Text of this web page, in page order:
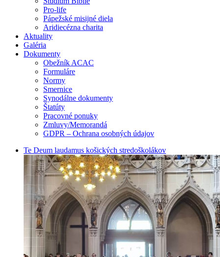
Pro-life
Pápežské misijné diela
Aridiecézna charita
Aktuality
Galéria
Dokumenty
Obežník ACAC
Formuláre
Normy
Smernice
Synodálne dokumenty
Štatúty
Pracovné ponuky
Zmluvy/Memorandá
GDPR – Ochrana osobných údajov
Te Deum laudamus košických stredoškolákov